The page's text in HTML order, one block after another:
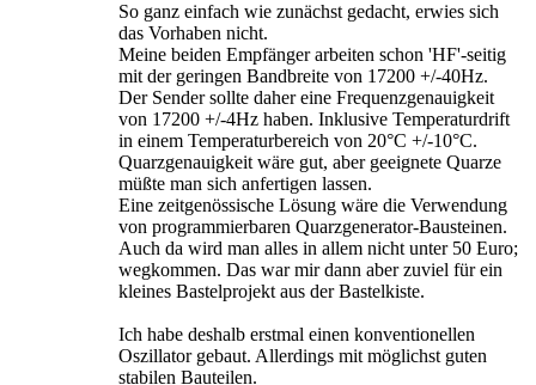
So ganz einfach wie zunächst gedacht, erwies sich
das Vorhaben nicht.
Meine beiden Empfänger arbeiten schon 'HF'-seitig
mit der geringen Bandbreite von 17200 +/-40Hz.
Der Sender sollte daher eine Frequenzgenauigkeit
von 17200 +/-4Hz haben. Inklusive Temperaturdrift
in einem Temperaturbereich von 20°C +/-10°C.
Quarzgenauigkeit wäre gut, aber geeignete Quarze
müßte man sich anfertigen lassen.
Eine zeitgenössische Lösung wäre die Verwendung
von programmierbaren Quarzgenerator-Bausteinen.
Auch da wird man alles in allem nicht unter 50 Euro;
wegkommen. Das war mir dann aber zuviel für ein
kleines Bastelprojekt aus der Bastelkiste.
Ich habe deshalb erstmal einen konventionellen
Oszillator gebaut. Allerdings mit möglichst guten
stabilen Bauteilen.